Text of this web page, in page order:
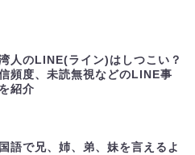
人のLINE(ライン)はしつこい？
頻度、未読無視などのLINE事
紹介
語で兄、姉、弟、妹を言えるよ